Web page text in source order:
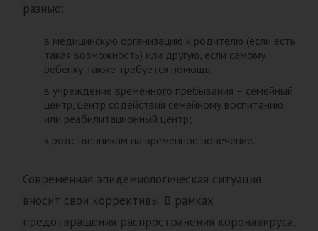
разные:
в медицинскую организацию к родителю (если есть
такая возможность) или другую, если самому
ребенку также требуется помощь;
в учреждение временного пребывания – семейный
центр, центр содействия семейному воспитанию
или реабилитационный центр;
к родственникам на временное попечение.
Современная эпидемиологическая ситуация
вносит свои коррективы. В рамках
предотвращения распространения коронавируса,